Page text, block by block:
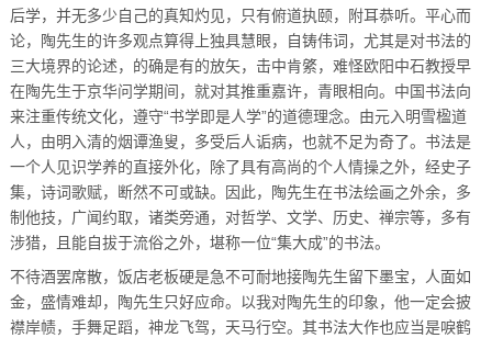
后学，并无多少自己的真知灼见，只有俯道执颐，附耳恭听。平心而
论，陶先生的许多观点算得上独具慧眼，自铸伟词，尤其是对书法的
三大境界的论述，的确是有的放矢，击中肯綮，难怪欧阳中石教授早
在陶先生于京华问学期间，就对其推重嘉许，青眼相向。中国书法向
来注重传统文化，遵守“书学即是人学”的道德理念。由元入明雪楹道
人，由明入清的烟谭渔叟，多受后人诟病，也就不足为奇了。书法是
一个人见识学养的直接外化，除了具有高尚的个人情操之外，经史子
集，诗词歌赋，断然不可或缺。因此，陶先生在书法绘画之外余，多
制他技，广闻约取，诸类旁通，对哲学、文学、历史、禅宗等，多有
涉猎，且能自拔于流俗之外，堪称一位“集大成”的书法。
不待酒罢席散，饭店老板硬是急不可耐地接陶先生留下墨宝，人面如
金，盛情难却，陶先生只好应命。以我对陶先生的印象，他一定会披
襟岸帻，手舞足蹈，神龙飞驾，天马行空。其书法大作也应当是唳鹤